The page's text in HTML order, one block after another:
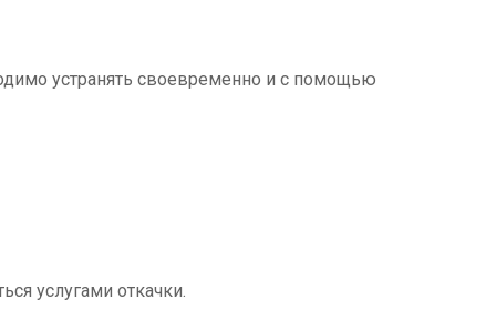
устранять своевременно и с помощью
услугами откачки.